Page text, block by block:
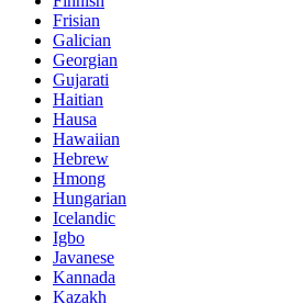
Frisian
Galician
Georgian
Gujarati
Haitian
Hausa
Hawaiian
Hebrew
Hmong
Hungarian
Icelandic
Igbo
Javanese
Kannada
Kazakh